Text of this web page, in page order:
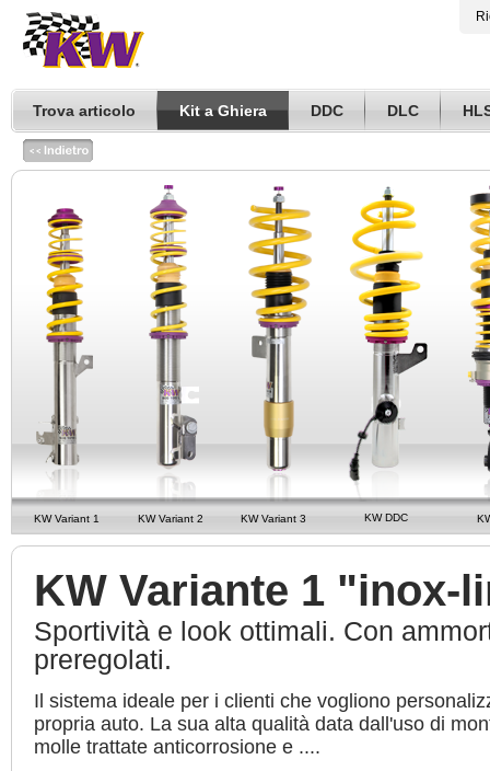
Trova articolo Kit a Ghiera DDC DLC
KW Variant 1 KW Variant 2 KW Variant 3 KW DDC
KW Variante 1 "inox-
Sportività e look ottimali. Con
preregolati.
Il sistema ideale per i clienti che vogliono
propria auto. La sua alta qualità data dall'uso di
molle trattate anticorrosione e ....